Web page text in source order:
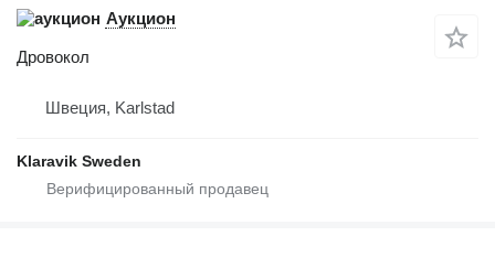
Аукцион
Дровокол
Швеция, Karlstad
Klaravik Sweden